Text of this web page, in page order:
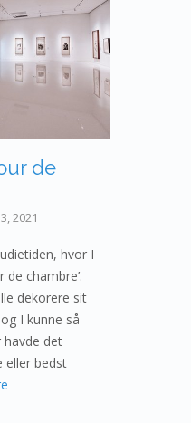
de
2021
hvor I
chambre’.
dekorere sit
I kunne så
det
eller bedst